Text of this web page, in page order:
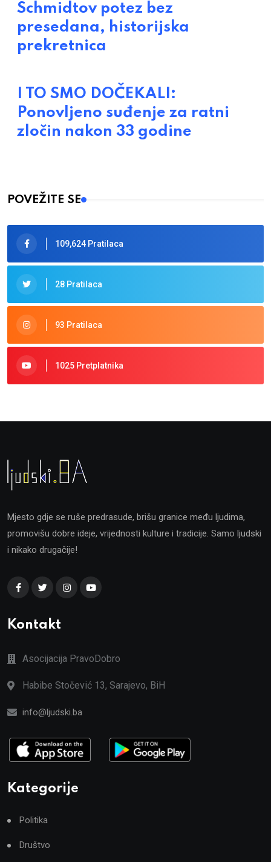
Schmidtov potez bez
presedana, historijska
prekretnica
I TO SMO DOČEKALI:
Ponovljeno suđenje za ratni
zločin nakon 33 godine
POVEŽITE SE
109,624 Pratilaca
28 Pratilaca
93 Pratilaca
1025 Pretplatnika
Mjesto gdje se ruše predrasude, brišu granice među ljudima,
promovišu dobre ideje, vrijednosti kulture i tradicije. Samo ljudski
i nikako drugačije!
Kontakt
Asocijacija PravoDobro
Habibe Stočević 13, Sarajevo, BiH
info@ljudski.ba
Kategorije
Politika
Društvo